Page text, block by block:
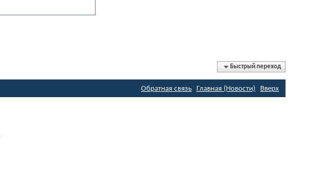
Быстрый переход
Обратная связь Главная (Новости) Вверх